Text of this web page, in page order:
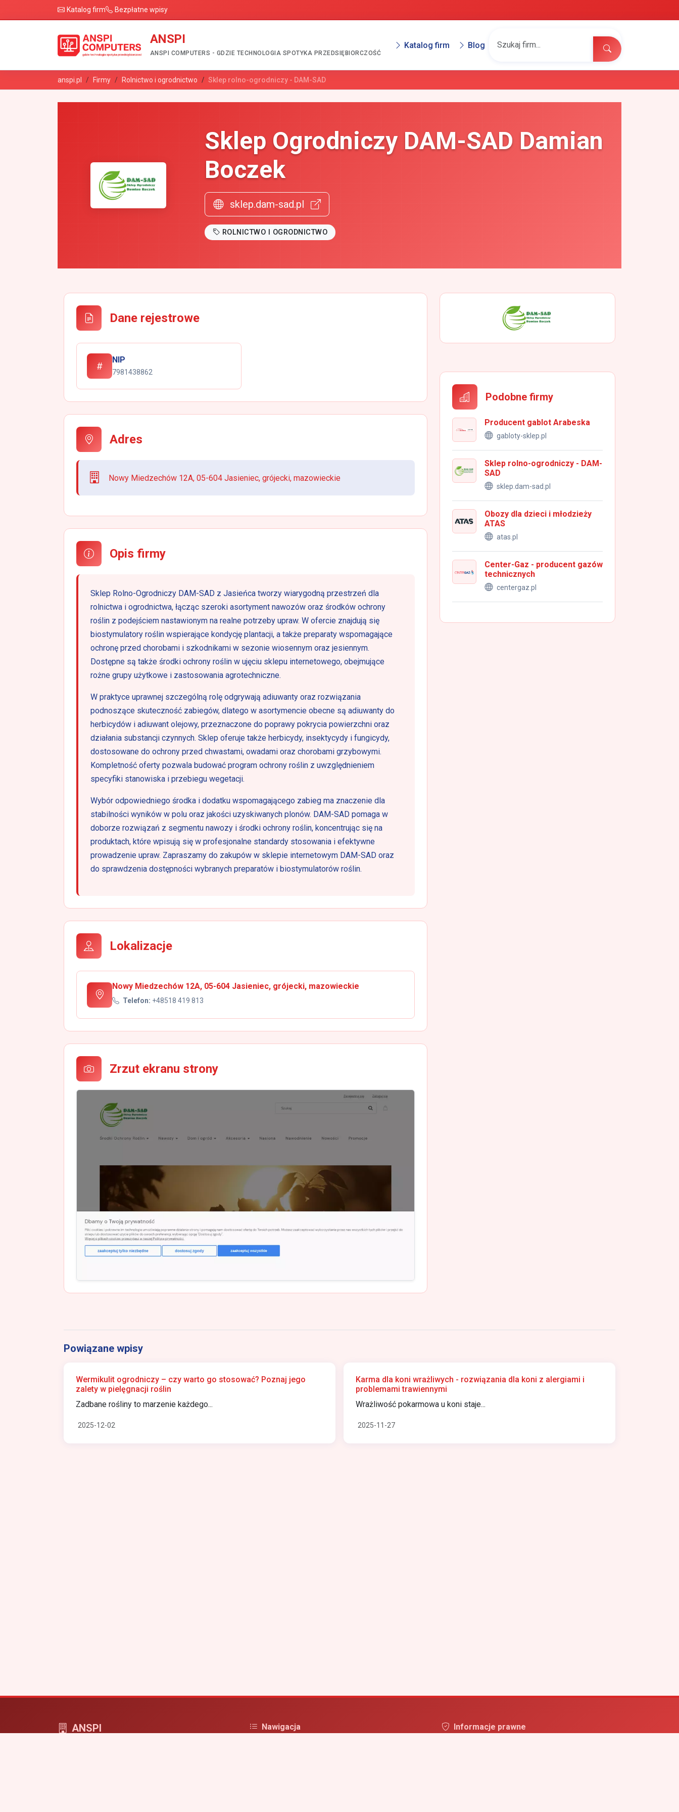
Katalog firm Bezpłatne wpisy
ANSPI
ANSPI COMPUTERS - GDZIE TECHNOLOGIA SPOTYKA PRZEDSIĘBIORCZOŚĆ
Katalog firm Blog
anspi.pl Firmy Rolnictwo i ogrodnictwo Sklep rolno-ogrodniczy - DAM-SAD
Sklep Ogrodniczy DAM-SAD Damian
Boczek
sklep.dam-sad.pl
ROLNICTWO I OGRODNICTWO
Dane rejestrowe
NIP
7981438862
Adres
Nowy Miedzechów 12A, 05-604 Jasieniec, grójecki, mazowieckie
Opis firmy
Sklep Rolno-Ogrodniczy DAM-SAD z Jasieńca tworzy wiarygodną przestrzeń dla
rolnictwa i ogrodnictwa, łącząc szeroki asortyment nawozów oraz środków ochrony
roślin z podejściem nastawionym na realne potrzeby upraw. W ofercie znajdują się
biostymulatory roślin wspierające kondycję plantacji, a także preparaty wspomagające
ochronę przed chorobami i szkodnikami w sezonie wiosennym oraz jesiennym.
Dostępne są także środki ochrony roślin w ujęciu sklepu internetowego, obejmujące
rożne grupy użytkowe i zastosowania agrotechniczne.
W praktyce uprawnej szczególną rolę odgrywają adiuwanty oraz rozwiązania
podnoszące skuteczność zabiegów, dlatego w asortymencie obecne są adiuwanty do
herbicydów i adiuwant olejowy, przeznaczone do poprawy pokrycia powierzchni oraz
działania substancji czynnych. Sklep oferuje także herbicydy, insektycydy i fungicydy,
dostosowane do ochrony przed chwastami, owadami oraz chorobami grzybowymi.
Kompletność oferty pozwala budować program ochrony roślin z uwzględnieniem
specyfiki stanowiska i przebiegu wegetacji.
Wybór odpowiedniego środka i dodatku wspomagającego zabieg ma znaczenie dla
stabilności wyników w polu oraz jakości uzyskiwanych plonów. DAM-SAD pomaga w
doborze rozwiązań z segmentu nawozy i środki ochrony roślin, koncentrując się na
produktach, które wpisują się w profesjonalne standardy stosowania i efektywne
prowadzenie upraw. Zapraszamy do zakupów w sklepie internetowym DAM-SAD oraz
do sprawdzenia dostępności wybranych preparatów i biostymulatorów roślin.
Lokalizacje
Nowy Miedzechów 12A, 05-604 Jasieniec, grójecki, mazowieckie
Telefon: +48518 419 813
Zrzut ekranu strony
Podobne firmy
Producent gablot Arabeska
gabloty-sklep.pl
Sklep rolno-ogrodniczy - DAM-
SAD
sklep.dam-sad.pl
Obozy dla dzieci i młodzieży
ATAS
atas.pl
Center-Gaz - producent gazów
technicznych
centergaz.pl
Powiązane wpisy
Wermikulit ogrodniczy – czy warto go stosować? Poznaj jego
zalety w pielęgnacji roślin
Zadbane rośliny to marzenie każdego...
2025-12-02
Karma dla koni wrażliwych - rozwiązania dla koni z alergiami i
problemami trawiennymi
Wrażliwość pokarmowa u koni staje...
2025-11-27
ANSPI Nawigacja Informacje prawne